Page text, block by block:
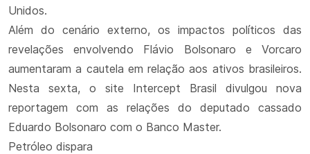
Unidos.
Além do cenário externo, os impactos políticos das
revelações envolvendo Flávio Bolsonaro e Vorcaro
aumentaram a cautela em relação aos ativos brasileiros.
Nesta sexta, o site Intercept Brasil divulgou nova
reportagem com as relações do deputado cassado
Eduardo Bolsonaro com o Banco Master.
Petróleo dispara